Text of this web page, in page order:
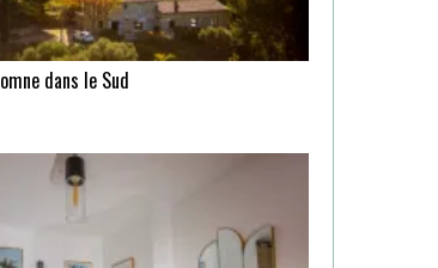
dans le Sud